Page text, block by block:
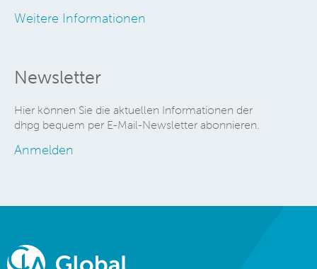
Weitere Informationen
Newsletter
Hier können Sie die aktuellen Informationen der
dhpg bequem per E-Mail-Newsletter abonnieren.
Anmelden